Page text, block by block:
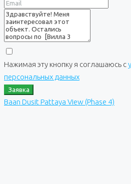
Нажимая эту кнопку я соглашаюсь с
персональных данных
Заявка
Baan Dusit Pattaya View (Phase 4)